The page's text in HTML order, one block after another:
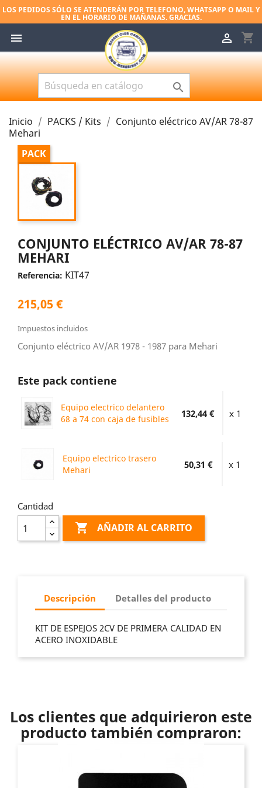
LOS PEDIDOS SÓLO SE ATENDERÁN POR TELEFONO, WHATSAPP O MAIL Y
EN EL HORARIO DE MAÑANAS. GRACIAS.
 shopping_cart


Inicio PACKS / Kits
Conjunto eléctrico AV/AR 78-87
Mehari
PACK
CONJUNTO ELÉCTRICO AV/AR 78-87
MEHARI
Referencia: KIT47
215,05 €
Impuestos incluidos
Conjunto eléctrico AV/AR 1978 - 1987 para Mehari
Este pack contiene
Equipo electrico delantero
68 a 74 con caja de fusibles
132,44 € x 1
Equipo electrico trasero
Mehari
50,31 € x 1
Cantidad
 AÑADIR AL CARRITO
Descripción Detalles del producto
KIT DE ESPEJOS 2CV DE PRIMERA CALIDAD EN
ACERO INOXIDABLE
Los clientes que adquirieron este
producto también compraron: